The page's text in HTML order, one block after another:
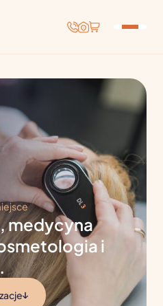
medycyna
i